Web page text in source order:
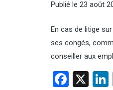
Publié le 23 août
En cas de litige
ses congés,
conseiller aux
X